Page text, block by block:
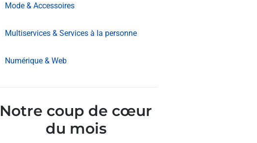
Mode & Accessoires
Multiservices & Services à la personne
Numérique & Web
Notre coup de cœur
du mois​